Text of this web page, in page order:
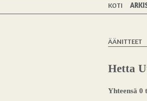
KOTI
ÄÄNITTEET
Hetta
Yhteensä 0